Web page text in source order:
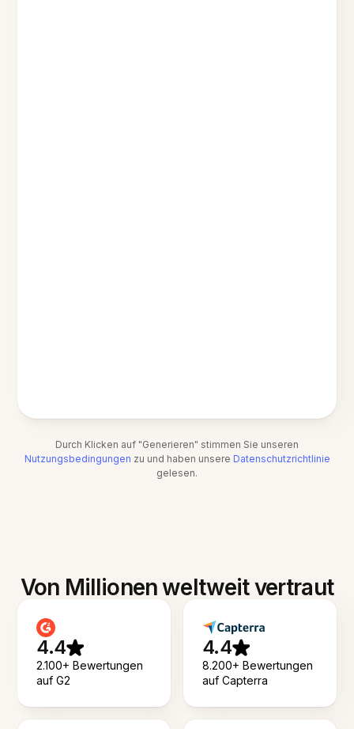
Durch Klicken auf "Generieren" stimmen Sie unseren
Nutzungsbedingungen zu und haben unsere Datenschutzrichtlinie
gelesen.
Von Millionen weltweit vertraut
4.4
2.100+ Bewertungen
auf G2
4.4
8.200+ Bewertungen
auf Capterra